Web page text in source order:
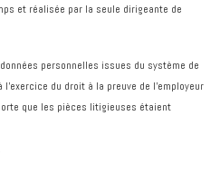
et réalisée par la seule dirigeante de
personnelles issues du système de
du droit à la preuve de l'employeur
que les pièces litigieuses étaient